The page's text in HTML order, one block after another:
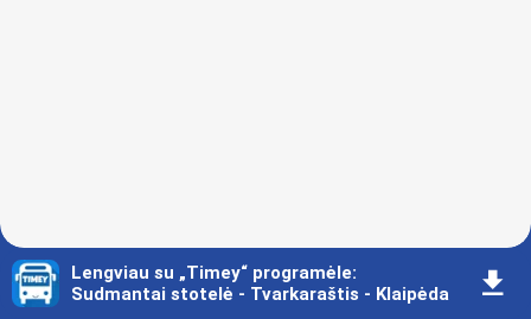
Lengviau su „Timey“ programėle:
Sudmantai stotelė - Tvarkaraštis - Klaipėda
󰇚